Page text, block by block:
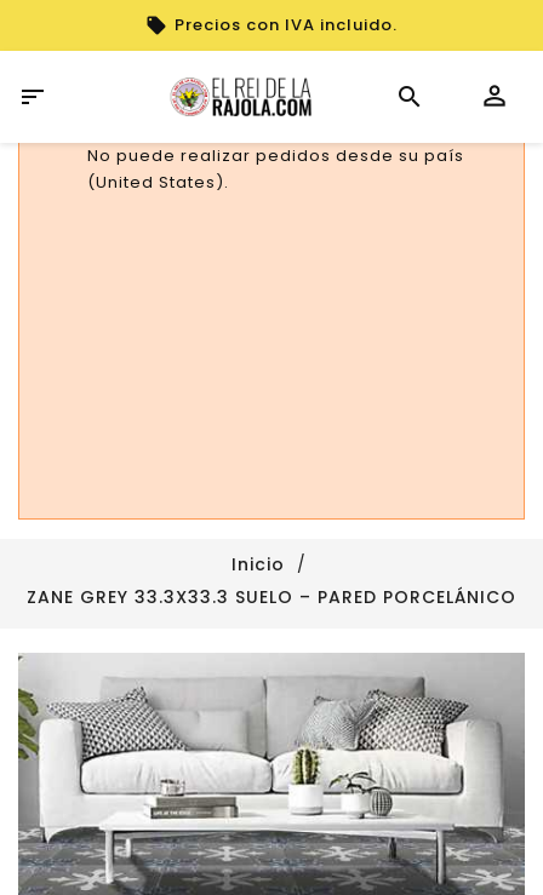
Precios con IVA incluido.

No puede realizar pedidos desde su país
(United States).
Inicio
ZANE GREY 33.3X33.3 SUELO – PARED PORCELÁNICO